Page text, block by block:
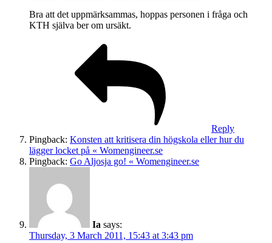
Bra att det uppmärksammas, hoppas personen i fråga och
KTH själva ber om ursäkt.
Reply
Pingback: Konsten att kritisera din högskola eller hur du
lägger locket på « Womengineer.se
Pingback: Go Aljosja go! « Womengineer.se
Ia says:
Thursday, 3 March 2011, 15:43 at 3:43 pm